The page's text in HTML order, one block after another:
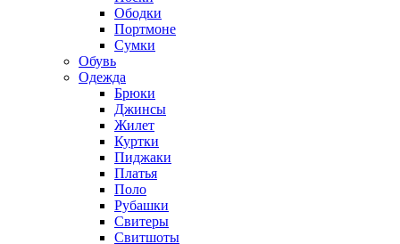
Ободки
Портмоне
Сумки
Обувь
Одежда
Брюки
Джинсы
Жилет
Куртки
Пиджаки
Платья
Поло
Рубашки
Свитеры
Свитшоты